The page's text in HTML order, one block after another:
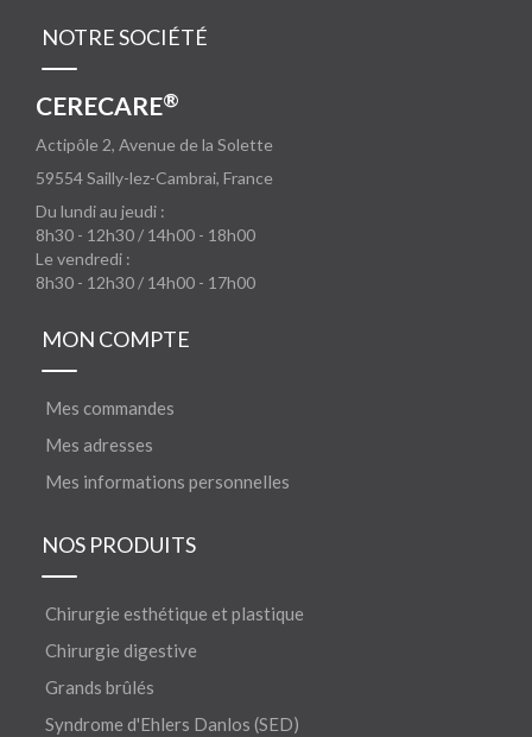
NOTRE SOCIÉTÉ
CERECARE®
Actipôle 2, Avenue de la Solette
59554Sailly-lez-Cambrai, France
Du lundi au jeudi :
8h30 - 12h30 / 14h00 - 18h00
Le vendredi :
8h30 - 12h30 / 14h00 - 17h00
MON COMPTE
Mes commandes
Mes adresses
Mes informations personnelles
NOS PRODUITS
Chirurgie esthétique et plastique
Chirurgie digestive
Grands brûlés
Syndrome d'Ehlers Danlos (SED)